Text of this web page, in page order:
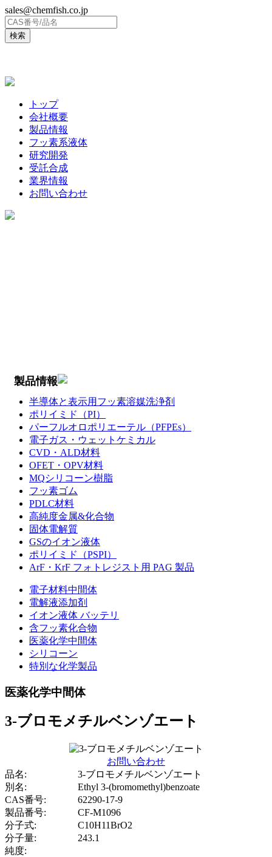
sales@chemfish.co.jp
トップ
会社概要
製品情報
フッ素系液体
研究開発
受託合成
業界情報
お問い合わせ
製品情報
半導体と表示用フッ素溶媒洗浄剤
ポリイミド（PI）
パーフルオロポリエーテル（PFPEs）
電子ガス・ウェットケミカル
CVD・ALD材料
OFET・OPV材料
MQシリコーン樹脂
フッ素ゴム
PDLC材料
高純度金属&化合物
固体電解質
GSのイオン液体
ポリイミド（PSPI）
ArF・KrF フォトレジスト用 PAG 製品
電子材料中間体
電解液添加剤
イオン液体 バッテリ
含フッ素化合物
医薬化学中間体
シリコーン
特別な化学製品
医薬化学中間体
3-ブロモメチルベンゾエート
お問い合わせ
品名:
3-ブロモメチルベンゾエート
別名:
Ethyl 3-(bromomethyl)benzoate
CAS番号:
62290-17-9
製品番号:
CF-M1096
分子式:
C10H11BrO2
分子量:
243.1
純度: